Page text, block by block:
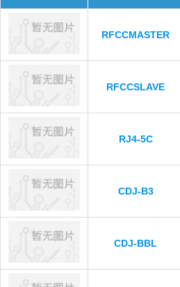
RFCCMASTER
RFCCSLAVE
RJ4-5C
CDJ-B3
CDJ-BBL